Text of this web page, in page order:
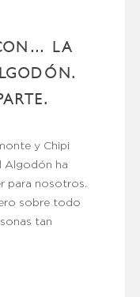
LA
y Chipi
Algodón ha
para nosotros.
sobre todo
tan